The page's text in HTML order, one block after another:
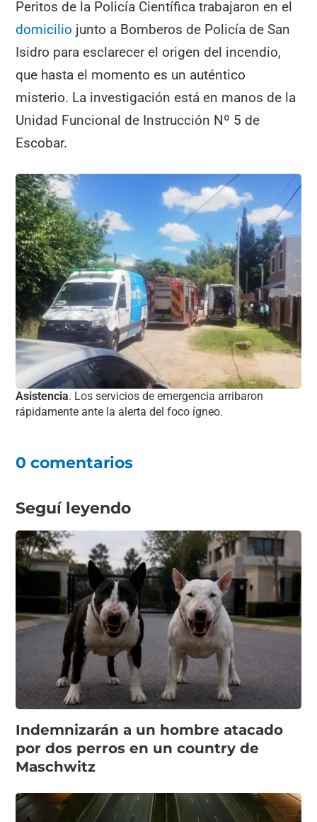
Peritos de la Policía Científica trabajaron en el
domicilio junto a Bomberos de Policía de San
Isidro para esclarecer el origen del incendio,
que hasta el momento es un auténtico
misterio. La investigación está en manos de la
Unidad Funcional de Instrucción Nº 5 de
Escobar.
Asistencia. Los servicios de emergencia arribaron
rápidamente ante la alerta del foco ígneo.
0 comentarios
Seguí leyendo
Indemnizarán a un hombre atacado
por dos perros en un country de
Maschwitz